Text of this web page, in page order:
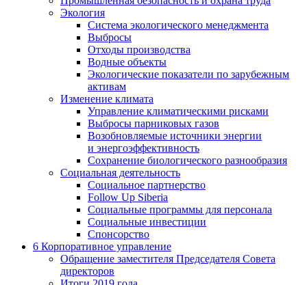
Экология
Система экологического менеджмента
Выбросы
Отходы производства
Водные объекты
Экологические показатели по зарубежным
активам
Изменение климата
Управление климатическими рисками
Выбросы парниковых газов
Возобновляемые источники энергии
и энергоэффективность
Сохранение биологического разнообразия
Социальная деятельность
Социальное партнерство
Follow Up Siberia
Социальные программы для персонала
Социальные инвестиции
Спонсорство
6 Корпоративное управление
Обращение заместителя Председателя Совета
директоров